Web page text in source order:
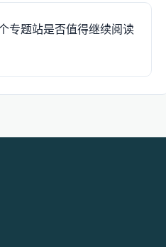
专题站是否值得继续阅读